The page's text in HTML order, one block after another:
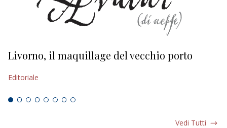
Livorno, il maquillage del vecchio porto
Editoriale
Vedi Tutti